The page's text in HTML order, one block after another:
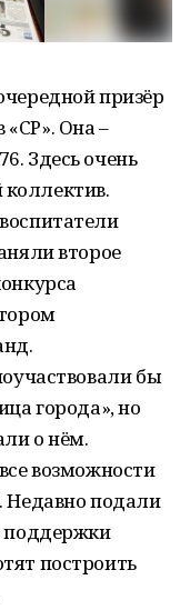
призёр
Она –
Здесь очень
второе
бы
города», но
о нём.
возможности
Недавно подали
поддержки
построить